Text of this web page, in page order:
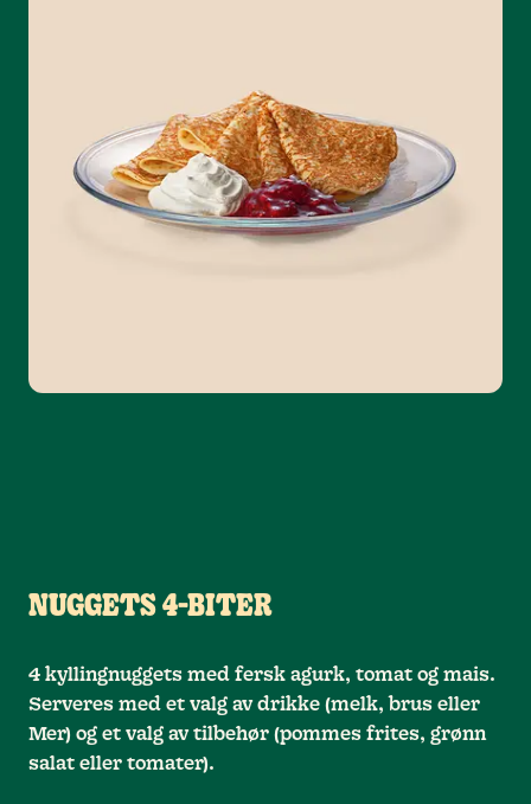
NUGGETS 4-BITER
4 kyllingnuggets med fersk agurk, tomat og mais.
Serveres med et valg av drikke (melk, brus eller
Mer) og et valg av tilbehør (pommes frites, grønn
salat eller tomater).